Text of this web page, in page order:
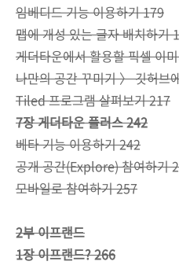
임베디드 기능 이용하기 179
맵에 개성 있는 글자 배치하기
게더타운에서 활용할 픽셀 이
나만의 공간 꾸미기 〉 깃허브
Tiled 프로그램 살펴보기 217
7장 게더타운 플러스 242
베타 기능 이용하기 242
공개 공간(Explore) 참여하기
모바일로 참여하기 257
2부 이프랜드
1장 이프랜드? 266